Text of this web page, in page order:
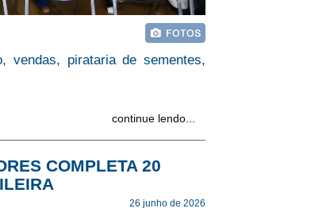
vendas, pirataria de sementes,
continue lendo...
COMPLETA 20
26 junho de 2026